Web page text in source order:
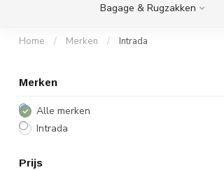
Bagage & Rugzakken
Home / Merken / Intrada
Merken
Alle merken
Intrada
Prijs